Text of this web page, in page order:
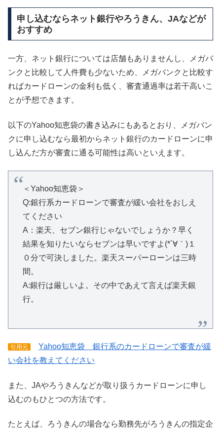
申し込むならネット銀行やろうきん、JAなどが
おすすめ
一方、ネット銀行については店舗もありませんし、メガバ
ンクと比較して人件費も少ないため、メガバンクと比較す
ればカードローンの金利も低く、審査通過率は若干高いこ
とが予想できます。
以下のYahoo知恵袋の書き込みにもあるとおり、メガバン
クに申し込むなら最初からネット銀行のカードローンに申
し込んだ方が審査に通る可能性は高いといえます。
＜Yahoo知恵袋＞
Q:銀行系カードローンで審査が緩い会社をおしえ
てください
A：楽天、セブン銀行じゃないでしょうか？早く
結果を知りたいならセブンは早いですよ(*´∀｀)１
０分で可決しました。楽天スーパーローンは三時
間。
A:銀行は厳しいよ。その中であえて言えば楽天銀
行。
引用元
Yahoo知恵袋 銀行系のカードローンで審査が緩
い会社を教えてください
また、JAやろうきんなどが取り扱うカードローンに申し
込むのもひとつの方法です。
たとえば、ろうきんの場合なら勤務先がろうきんの指定企